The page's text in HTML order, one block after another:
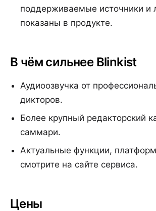
поддерживаемые источники и
показаны в продукте.
В чём сильнее Blinkist
Аудиоозвучка от
дикторов.
Более крупный редакторский
саммари.
Актуальные функции,
смотрите на сайте сервиса.
Цены